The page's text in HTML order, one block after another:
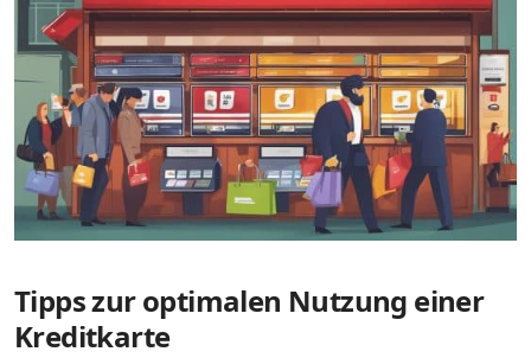
Tipps zur optimalen Nutzung einer
Kreditkarte